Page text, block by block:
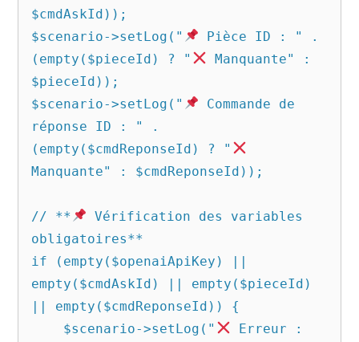
$cmdAskId));
$scenario->setLog("
Pièce ID : " .
(empty($pieceId) ? "
Manquante" :
$pieceId));
$scenario->setLog("
Commande de
réponse ID : " .
(empty($cmdReponseId) ? "
Manquante" : $cmdReponseId));
// **
Vérification des variables
obligatoires**
if (empty($openaiApiKey) ||
empty($cmdAskId) || empty($pieceId)
|| empty($cmdReponseId)) {
    $scenario->setLog("
Erreur :